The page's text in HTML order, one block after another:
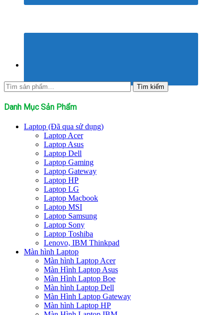
Tìm
kiếm:
Tìm kiếm
Danh Mục Sản Phẩm
Laptop (Đã qua sử dụng)
Laptop Acer
Laptop Asus
Laptop Dell
Laptop Gaming
Laptop Gateway
Laptop HP
Laptop LG
Laptop Macbook
Laptop MSI
Laptop Samsung
Laptop Sony
Laptop Toshiba
Lenovo, IBM Thinkpad
Màn hình Laptop
Màn hình Laptop Acer
Màn Hình Laptop Asus
Màn Hình Laptop Boe
Màn hình Laptop Dell
Màn Hình Laptop Gateway
Màn hình Laptop HP